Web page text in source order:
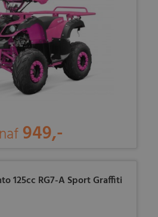
949,-
125cc RG7-A Sport Graffiti